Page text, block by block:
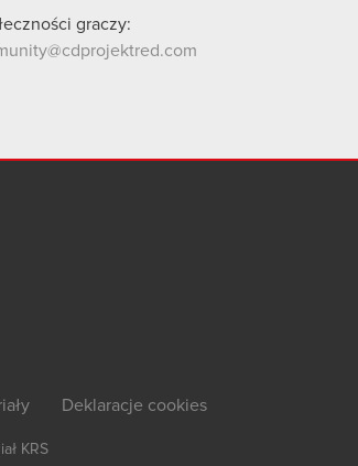
graczy:
Deklaracje cookies
KRS